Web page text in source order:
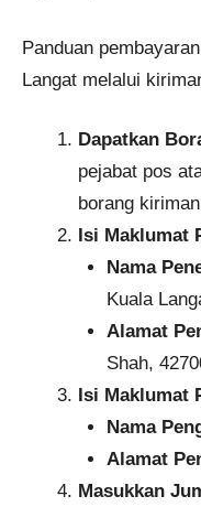
Panduan
Langat melalui
Dapatkan
pejabat pos
borang
Isi Maklumat
Nama
Kuala
Alamat
Shah,
Isi Maklumat
Nama
Alamat
Masukkan